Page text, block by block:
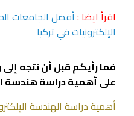
اقرأ ايضا :أفضل الجامعات
الإلكترونيات في تركيا
فما رأيكم قبل أن نتجه
على أهمية دراسة هندسة
أهمية دراسة الهندسة